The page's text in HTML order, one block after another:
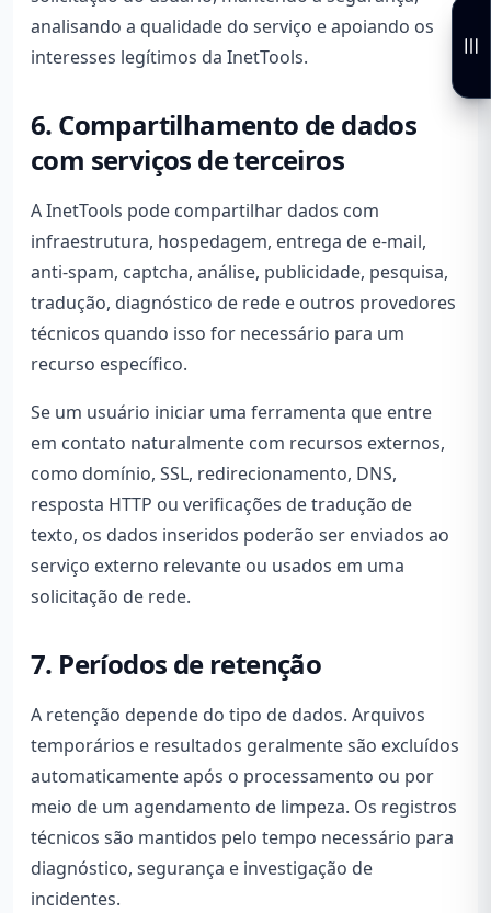
analisando a qualidade do serviço e apoiando os
interesses legítimos da InetTools.
6. Compartilhamento de dados
com serviços de terceiros
A InetTools pode compartilhar dados com
infraestrutura, hospedagem, entrega de e-mail,
anti-spam, captcha, análise, publicidade, pesquisa,
tradução, diagnóstico de rede e outros provedores
técnicos quando isso for necessário para um
recurso específico.
Se um usuário iniciar uma ferramenta que entre
em contato naturalmente com recursos externos,
como domínio, SSL, redirecionamento, DNS,
resposta HTTP ou verificações de tradução de
texto, os dados inseridos poderão ser enviados ao
serviço externo relevante ou usados em uma
solicitação de rede.
7. Períodos de retenção
A retenção depende do tipo de dados. Arquivos
temporários e resultados geralmente são excluídos
automaticamente após o processamento ou por
meio de um agendamento de limpeza. Os registros
técnicos são mantidos pelo tempo necessário para
diagnóstico, segurança e investigação de
incidentes.